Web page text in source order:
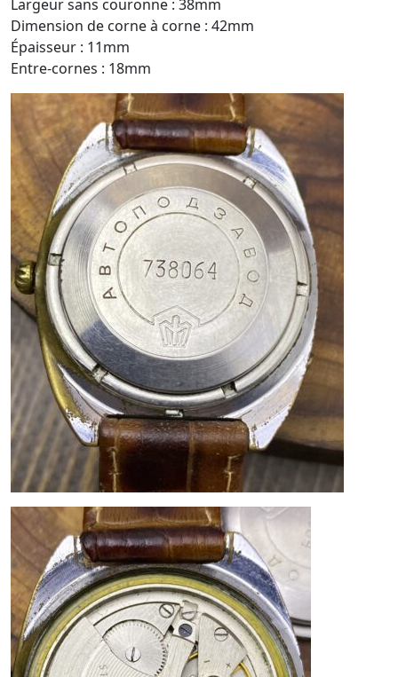
Largeur sans couronne : 38mm
Dimension de corne à corne : 42mm
Épaisseur : 11mm
Entre-cornes : 18mm